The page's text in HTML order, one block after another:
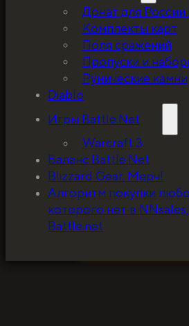
Донат для России
Комплекты карт
Поля сражений
Пропуски и
Рунические камни
Diablo
Игры Battle.Net
Warcraft 3
Баланс Battle.Net
Blizzard Gear. Мерч!
Алгоритм покупки
которого нет в
Battle.net
5%, на весь
покупатель мог
за ценники!